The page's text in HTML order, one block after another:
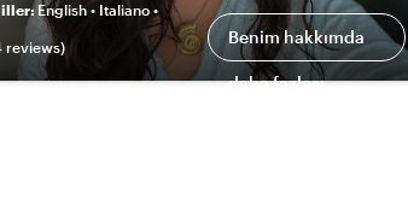
: English • Italiano •
reviews) Benim hakkımda
daha fazlası